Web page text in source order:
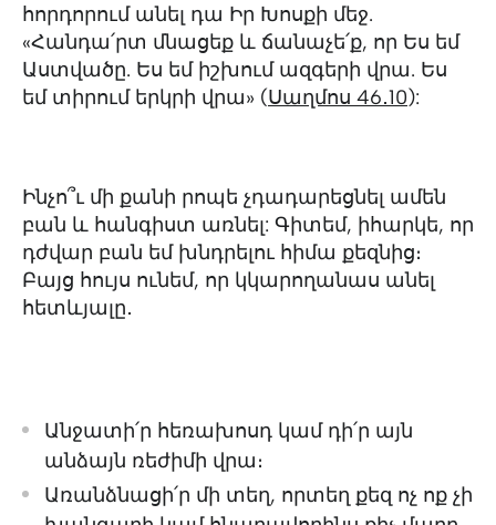
հորդորում անել դա Իր Խոսքի մեջ.
«Հանդա՛րտ մնացեք և ճանաչե՛ք, որ Ես եմ
Աստվածը. Ես եմ իշխում ազգերի վրա. Ես
եմ տիրում երկրի վրա» (Սաղմոս 46․10):
Ինչո՞ւ մի քանի րոպե չդադարեցնել ամեն
բան և հանգիստ առնել: Գիտեմ, իհարկե, որ
դժվար բան եմ խնդրելու հիմա քեզնից։
Բայց հույս ունեմ, որ կկարողանաս անել
հետևյալը․
Անջատի՛ր հեռախոսդ կամ դի՛ր այն
անձայն ռեժիմի վրա։
Առանձնացի՛ր մի տեղ, որտեղ քեզ ոչ ոք չի